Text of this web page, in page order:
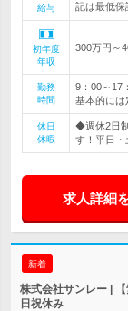
給与
記は最低
初年度
年収
300万円～
勤務
時間
9：00～17
基本的には
休日
休暇
◆週休2日
す！平日
求人詳細
新着
株式会社サンレー |
日祝休み